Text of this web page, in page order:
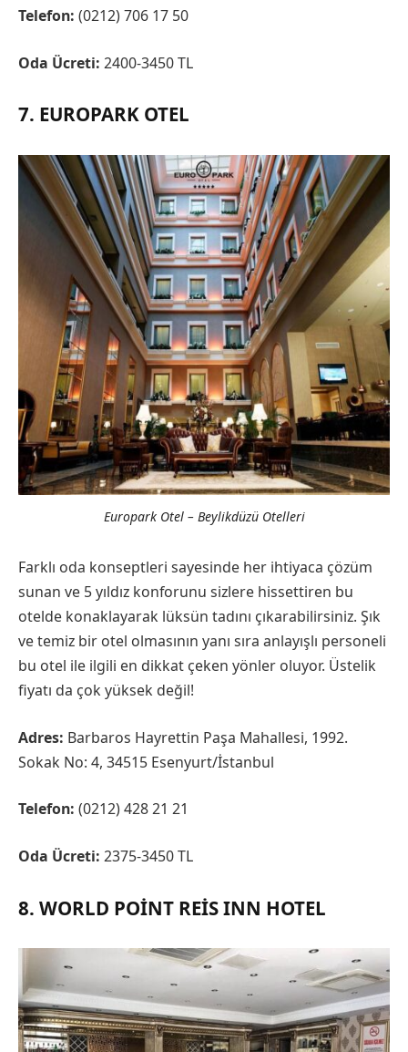
Telefon: (0212) 706 17 50
Oda Ücreti: 2400-3450 TL
7. EUROPARK OTEL
Europark Otel – Beylikdüzü Otelleri
Farklı oda konseptleri sayesinde her ihtiyaca çözüm
sunan ve 5 yıldız konforunu sizlere hissettiren bu
otelde konaklayarak lüksün tadını çıkarabilirsiniz. Şık
ve temiz bir otel olmasının yanı sıra anlayışlı personeli
bu otel ile ilgili en dikkat çeken yönler oluyor. Üstelik
fiyatı da çok yüksek değil!
Adres: Barbaros Hayrettin Paşa Mahallesi, 1992.
Sokak No: 4, 34515 Esenyurt/İstanbul
Telefon: (0212) 428 21 21
Oda Ücreti: 2375-3450 TL
8. WORLD POINT REIS INN HOTEL